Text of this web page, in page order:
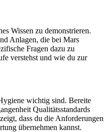
Wissen zu demonstrieren.
Anlagen, die bei Mars
Fragen dazu zu
verstehst und wie du zur
wichtig sind. Bereite
Qualitätsstandards
dass du die Anforderungen
übernehmen kannst.